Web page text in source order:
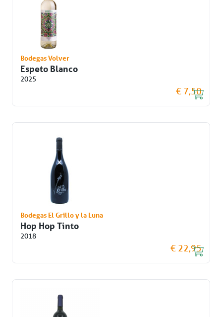
Bodegas Volver
Espeto Blanco
2025
€ 7,50
Bodegas El Grillo y la Luna
Hop Hop Tinto
2018
€ 22,95